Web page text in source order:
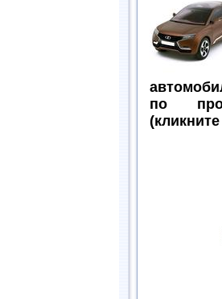
по